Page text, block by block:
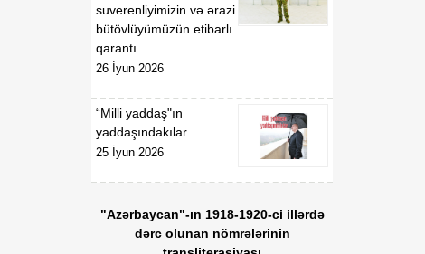
suverenliyimizin və ərazi
bütövlüyümüzün etibarlı
qarantı
26 İyun 2026
“Milli yaddaş"ın
yaddaşındakılar
25 İyun 2026
"Azərbaycan"-ın 1918-1920-ci illərdə
dərc olunan nömrələrinin